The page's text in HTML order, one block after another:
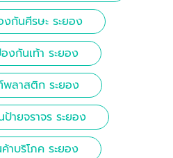
กันศีรษะ ระยอง
กันเท้า ระยอง
ลาสติก ระยอง
ายจราจร ระยอง
าบริโภค ระยอง